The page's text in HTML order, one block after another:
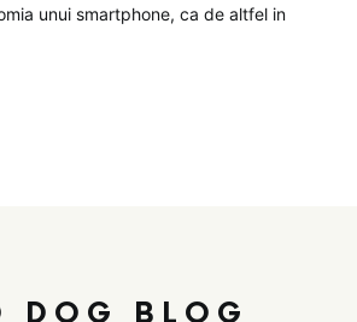
unui smartphone, ca de altfel in
DOG BLOG